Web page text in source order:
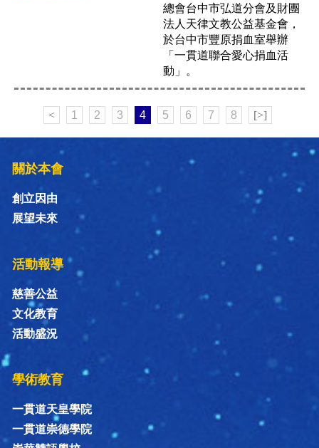
總會台中市弘道分會及財團
法人天律文教公益基金會，
於台中市豐原捐血室舉辦
「一貫道聯合愛心捐血活
動」。
< 1 2 3 4 5 6 7 8 [>]
關於本會
創立因由
展望未來
活動報導
慈善公益
文化教育
活動盛況
學術教育
一貫道天皇學院
一貫道崇德學院